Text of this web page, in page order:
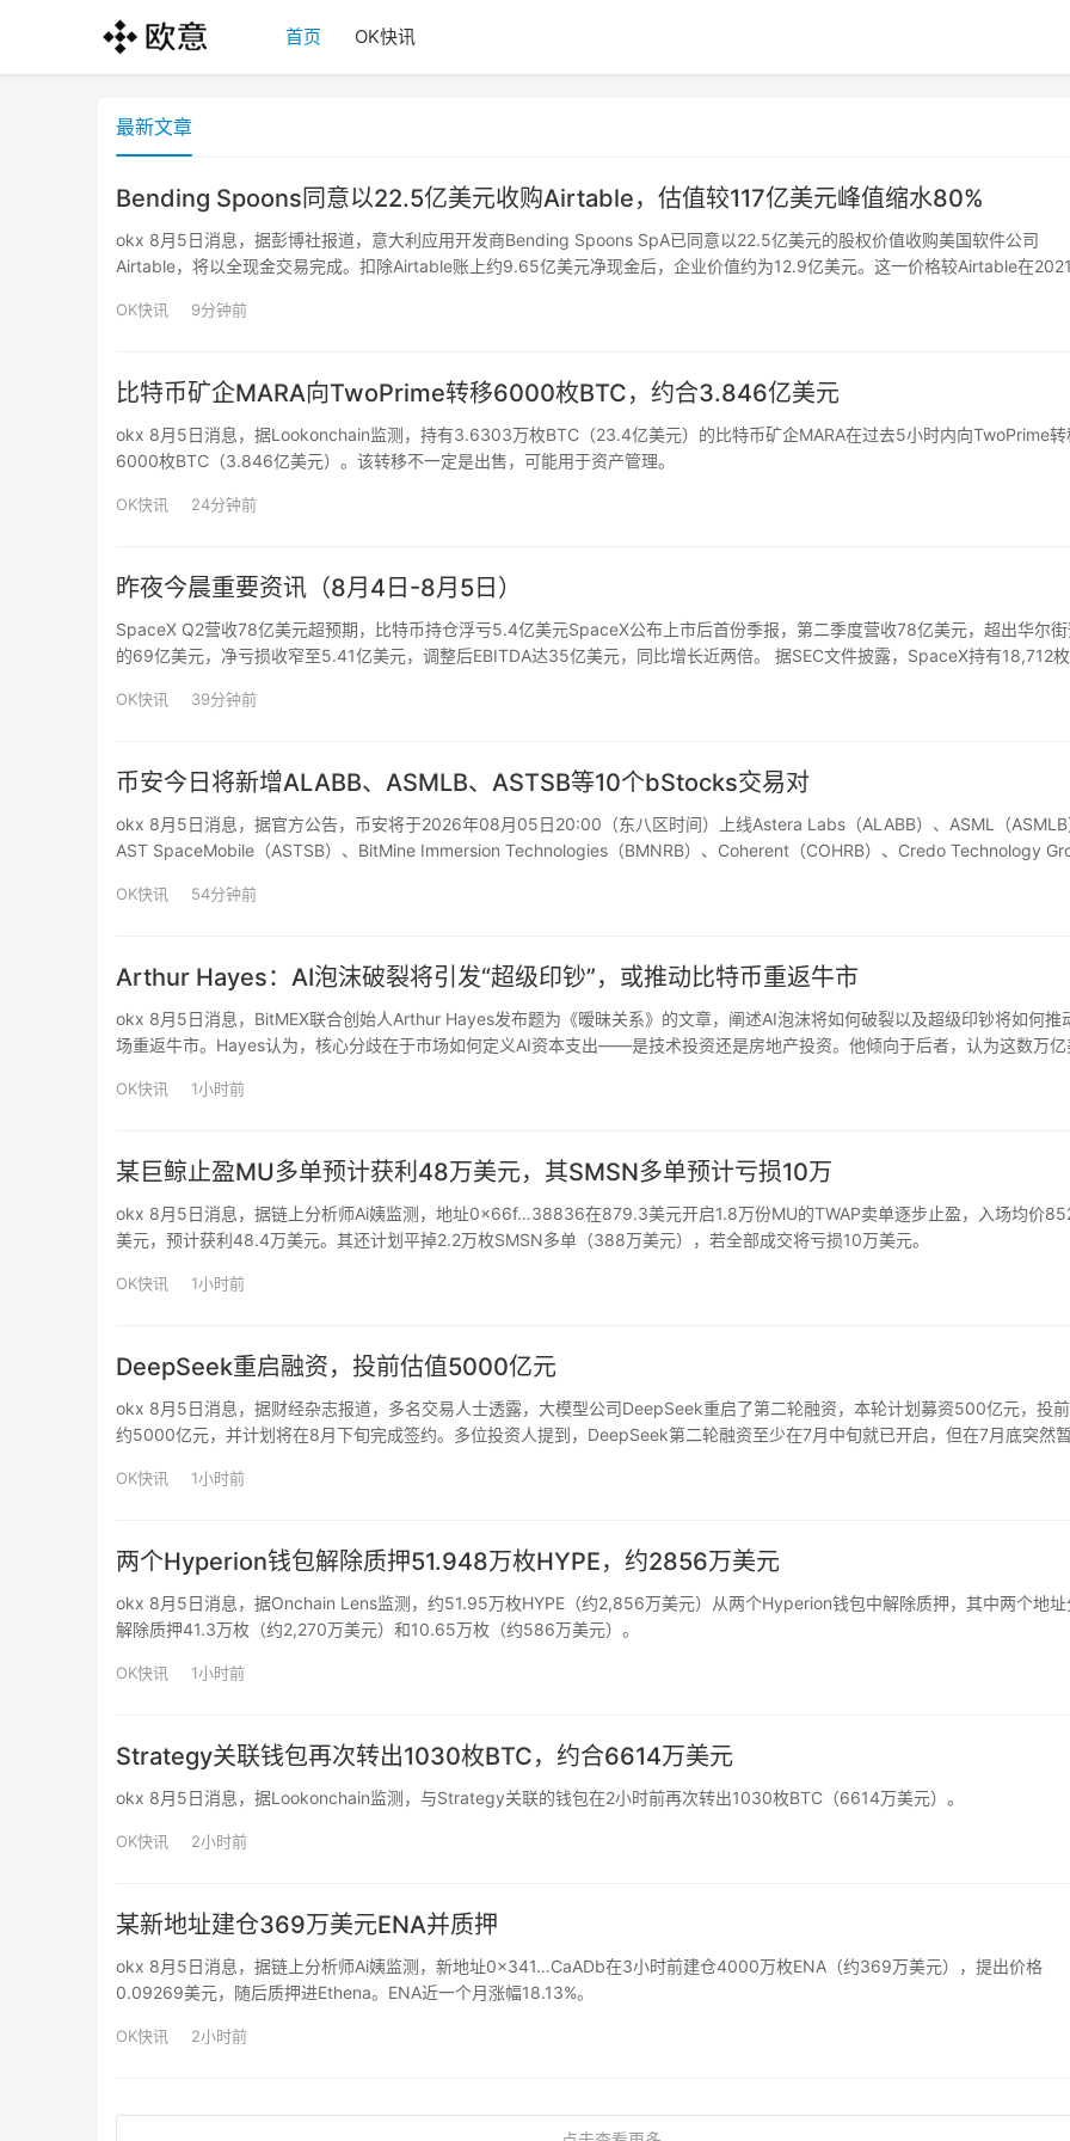
首页 OK快讯
最新文章
Bending Spoons同意以22.5亿美元收购Airtable，估值较117亿美元峰值缩水80%
okx 8月5日消息，据彭博社报道，意大利应用开发商Bending Spoons SpA已同意以22.5亿美元的股权价值收购美国软件公司
Airtable，将以全现金交易完成。扣除Airtable账上约9.65亿美元净现金后，企业价值约为12.9亿美元。这一价格较Airtable在
OK快讯 9分钟前
比特币矿企MARA向TwoPrime转移6000枚BTC，约合3.846亿美元
okx 8月5日消息，据Lookonchain监测，持有3.6303万枚BTC（23.4亿美元）的比特币矿企MARA在过去5小时内向TwoPrime转
6000枚BTC（3.846亿美元）。该转移不一定是出售，可能用于资产管理。
OK快讯 24分钟前
昨夜今晨重要资讯（8月4日-8月5日）
SpaceX Q2营收78亿美元超预期，比特币持仓浮亏5.4亿美元SpaceX公布上市后首份季报，第二季度营收78亿美元，超出华尔街
的69亿美元，净亏损收窄至5.41亿美元，调整后EBITDA达35亿美元，同比增长近两倍。 据SEC文件披露，SpaceX持有18,712枚
OK快讯 39分钟前
币安今日将新增ALABB、ASMLB、ASTSB等10个bStocks交易对
okx 8月5日消息，据官方公告，币安将于2026年08月05日20:00（东八区时间）上线Astera Labs（ALABB）、ASML（ASMLB
AST SpaceMobile（ASTSB）、BitMine Immersion Technologies（BMNRB）、Coherent（COHRB）、Credo Technology
OK快讯 54分钟前
Arthur Hayes：AI泡沫破裂将引发“超级印钞”，或推动比特币重返牛市
okx 8月5日消息，BitMEX联合创始人Arthur Hayes发布题为《暧昧关系》的文章，阐述AI泡沫将如何破裂以及超级印钞将如何推
场重返牛市。Hayes认为，核心分歧在于市场如何定义AI资本支出——是技术投资还是房地产投资。他倾向于后者，认为这数万亿
OK快讯 1小时前
某巨鲸止盈MU多单预计获利48万美元，其SMSN多单预计亏损10万
okx 8月5日消息，据链上分析师Ai姨监测，地址0x66f…38836在879.3美元开启1.8万份MU的TWAP卖单逐步止盈，入场均价
美元，预计获利48.4万美元。其还计划平掉2.2万枚SMSN多单（388万美元），若全部成交将亏损10万美元。
OK快讯 1小时前
DeepSeek重启融资，投前估值5000亿元
okx 8月5日消息，据财经杂志报道，多名交易人士透露，大模型公司DeepSeek重启了第二轮融资，本轮计划募资500亿元，投
约5000亿元，并计划将在8月下旬完成签约。多位投资人提到，DeepSeek第二轮融资至少在7月中旬就已开启，但在7月底突然
OK快讯 1小时前
两个Hyperion钱包解除质押51.948万枚HYPE，约2856万美元
okx 8月5日消息，据Onchain Lens监测，约51.95万枚HYPE（约2,856万美元）从两个Hyperion钱包中解除质押，其中两个地址
解除质押41.3万枚（约2,270万美元）和10.65万枚（约586万美元）。
OK快讯 1小时前
Strategy关联钱包再次转出1030枚BTC，约合6614万美元
okx 8月5日消息，据Lookonchain监测，与Strategy关联的钱包在2小时前再次转出1030枚BTC（6614万美元）。
OK快讯 2小时前
某新地址建仓369万美元ENA并质押
okx 8月5日消息，据链上分析师Ai姨监测，新地址0x341…CaADb在3小时前建仓4000万枚ENA（约369万美元），提出价格
0.09269美元，随后质押进Ethena。ENA近一个月涨幅18.13%。
OK快讯 2小时前